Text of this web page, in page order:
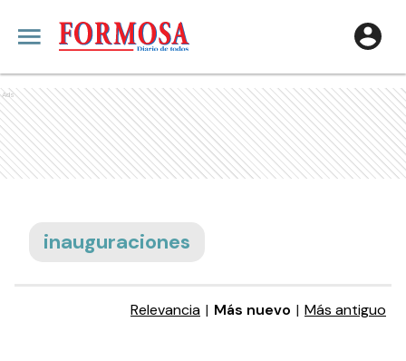
Ads
inauguraciones
Relevancia | Más nuevo | Más antiguo